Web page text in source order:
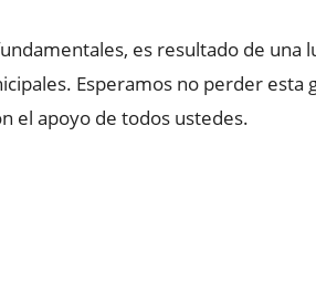
es resultado de una
Esperamos no perder esta
el apoyo de todos ustedes.